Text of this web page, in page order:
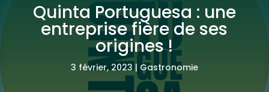
Quinta Portuguesa : une
entreprise fière de ses
origines !
3 février, 2023| Gastronomie